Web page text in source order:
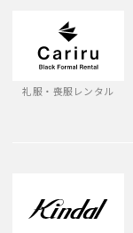
礼服・喪服レンタル